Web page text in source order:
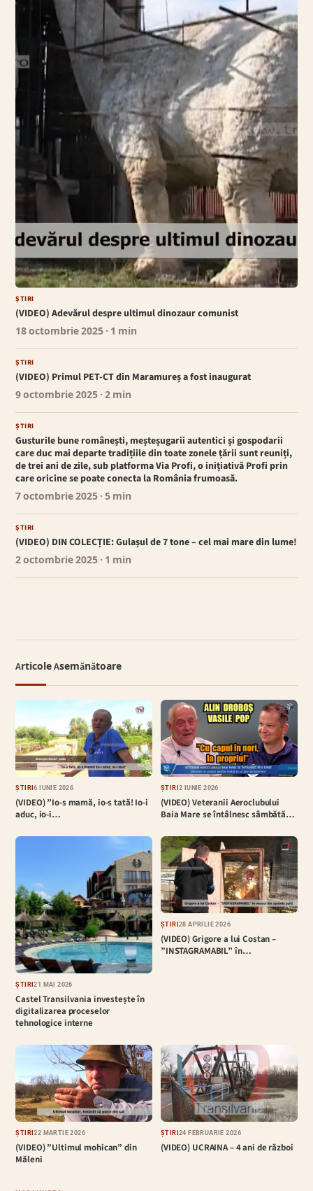
ȘTIRI
(VIDEO) Adevărul despre ultimul dinozaur comunist
18 octombrie 2025 · 1 min
ȘTIRI
(VIDEO) Primul PET-CT din Maramureș a fost inaugurat
9 octombrie 2025 · 2 min
ȘTIRI
Gusturile bune românești, meșteșugarii autentici și gospodarii
care duc mai departe tradițiile din toate zonele țării sunt reuniți,
de trei ani de zile, sub platforma Via Profi, o inițiativă Profi prin
care oricine se poate conecta la România frumoasă.
7 octombrie 2025 · 5 min
ȘTIRI
(VIDEO) DIN COLECȚIE: Gulașul de 7 tone – cel mai mare din lume!
2 octombrie 2025 · 1 min
Articole Asemănătoare
ȘTIRI6 IUNIE 2026
(VIDEO) ”Io-s mamă, io-s tată! Io-i
aduc, io-i…
ȘTIRI2 IUNIE 2026
(VIDEO) Veteranii Aeroclubului
Baia Mare se întâlnesc sâmbătă…
ȘTIRI21 MAI 2026
Castel Transilvania investește în
digitalizarea proceselor
tehnologice interne
ȘTIRI28 APRILIE 2026
(VIDEO) Grigore a lui Costan –
”INSTAGRAMABIL” în…
ȘTIRI22 MARTIE 2026
(VIDEO) ”Ultimul mohican” din
Măleni
ȘTIRI24 FEBRUARIE 2026
(VIDEO) UCRAINA – 4 ani de război